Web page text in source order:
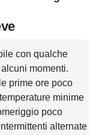
con qualche
momenti.
prime ore poco
minime
poco
alternate